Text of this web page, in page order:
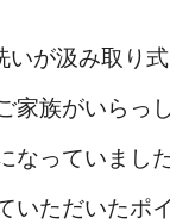
いが汲み取り
族がいらっ
なっていまし
いただいたポ